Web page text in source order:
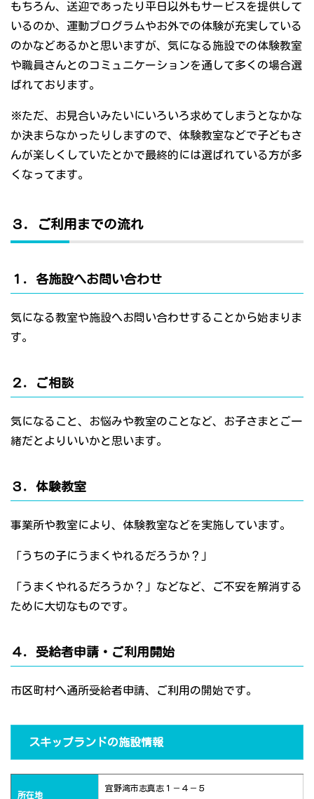
もちろん、送迎であったり平日以外もサービスを提供して
いるのか、運動プログラムやお外での体験が充実している
のかなどあるかと思いますが、気になる施設での体験教室
や職員さんとのコミュニケーションを通して多くの場合選
ばれております。
※ただ、お見合いみたいにいろいろ求めてしまうとなかな
か決まらなかったりしますので、体験教室などで子どもさ
んが楽しくしていたとかで最終的には選ばれている方が多
くなってます。
３．ご利用までの流れ
１．各施設へお問い合わせ
気になる教室や施設へお問い合わせすることから始まりま
す。
２．ご相談
気になること、お悩みや教室のことなど、お子さまとご一
緒だとよりいいかと思います。
３．体験教室
事業所や教室により、体験教室などを実施しています。
「うちの子にうまくやれるだろうか？」
「うまくやれるだろうか？」などなど、ご不安を解消する
ために大切なものです。
４．受給者申請・ご利用開始
市区町村へ通所受給者申請、ご利用の開始です。
スキップランドの施設情報
所在地
宜野湾市志真志１－４－５